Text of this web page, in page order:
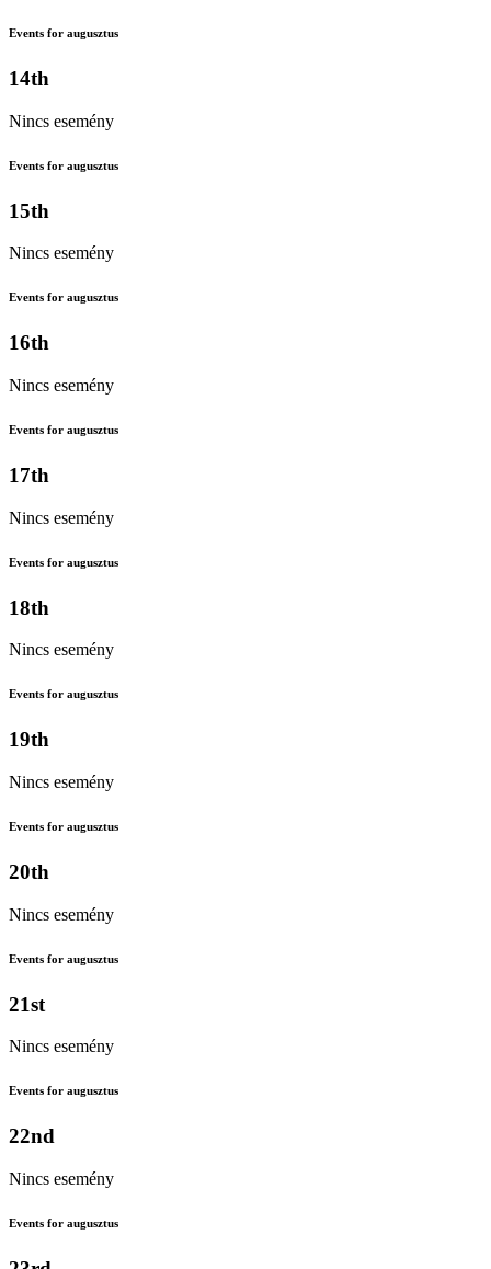
Events for augusztus
14th
Nincs esemény
Events for augusztus
15th
Nincs esemény
Events for augusztus
16th
Nincs esemény
Events for augusztus
17th
Nincs esemény
Events for augusztus
18th
Nincs esemény
Events for augusztus
19th
Nincs esemény
Events for augusztus
20th
Nincs esemény
Events for augusztus
21st
Nincs esemény
Events for augusztus
22nd
Nincs esemény
Events for augusztus